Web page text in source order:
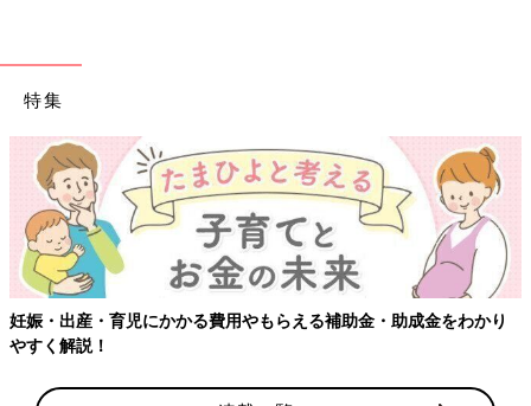
特集
妊娠・出産・育児にかかる費用やもらえる補助金・助成金をわかり
やすく解説！